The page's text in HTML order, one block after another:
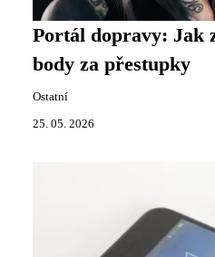
Portál dopravy: Jak
body za přestupky
Ostatní
25. 05. 2026